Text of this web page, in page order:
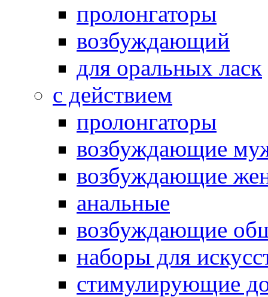
пролонгаторы
возбуждающий
для оральных ласк
с действием
пролонгаторы
возбуждающие
возбуждающие
анальные
возбуждающие
наборы для
стимулирующие